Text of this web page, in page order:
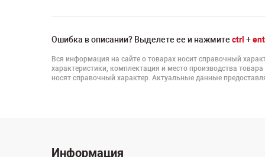
Ошибка в описании? Выделете ее и нажмите ctrl +
Вся информация на сайте о товарах носит справочный
характеристики, комплектация и место производства
носят справочный характер. Актуальные данные
Информация